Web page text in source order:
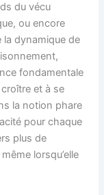
du vécu
ou encore
la dynamique de
fondamentale
et à se
la notion phare
pour chaque
plus de
lorsqu’elle